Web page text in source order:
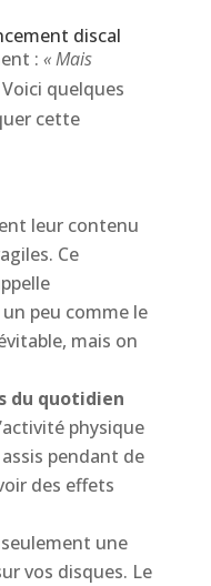
discal
: « Mais
quelques
cette
leur contenu
Ce
peu comme le
mais on
du quotidien
physique
pendant de
des effets
seulement une
vos disques. Le